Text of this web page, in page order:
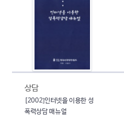
상담
[2002]인터넷을 이용한 성
폭력상담 매뉴얼